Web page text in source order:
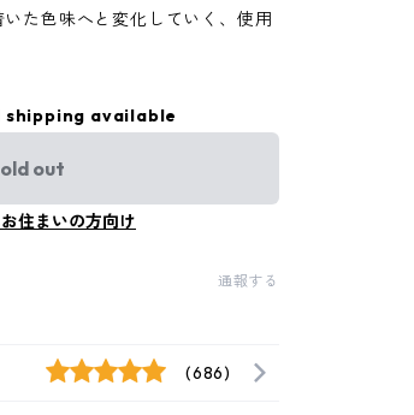
た色味へと変化していく、使用
available
out
住まいの方向け
通報する
(686)